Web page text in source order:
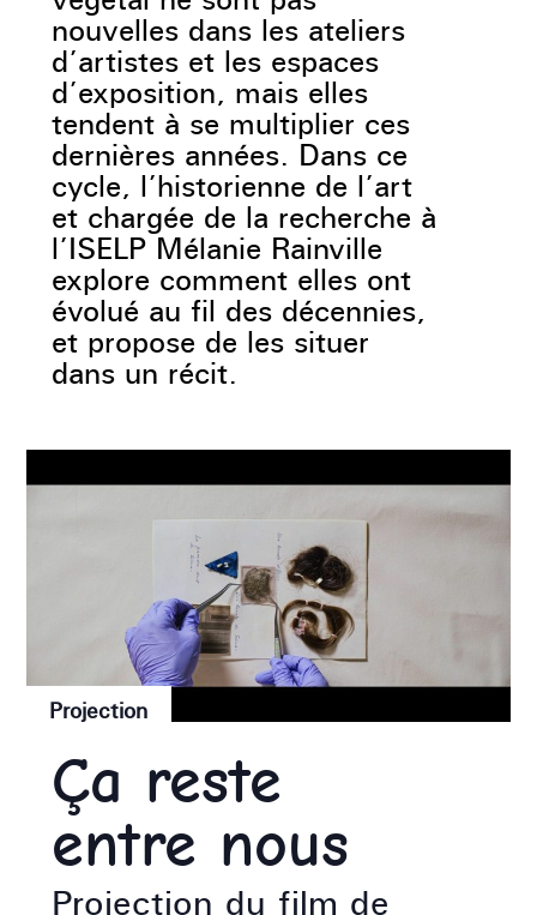
nouvelles dans les ateliers
d’artistes et les espaces
d’exposition, mais elles
tendent à se multiplier ces
dernières années. Dans ce
cycle, l’historienne de l’art
et chargée de la recherche à
l’ISELP Mélanie Rainville
explore comment elles ont
évolué au fil des décennies,
et propose de les situer
dans un récit.
Projection
Ça reste
entre nous
Projection du film de